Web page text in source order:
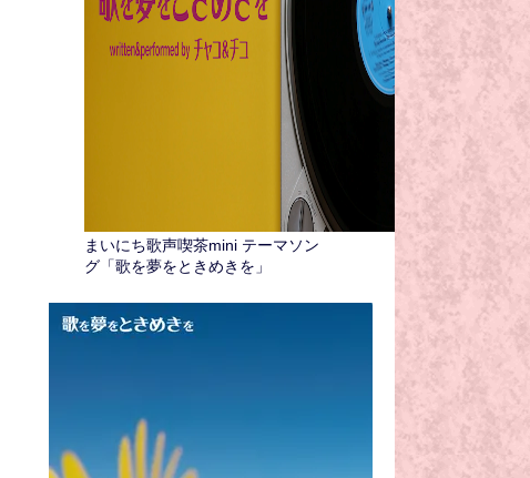
まいにち歌声喫茶mini テーマソン
グ「歌を夢をときめきを」